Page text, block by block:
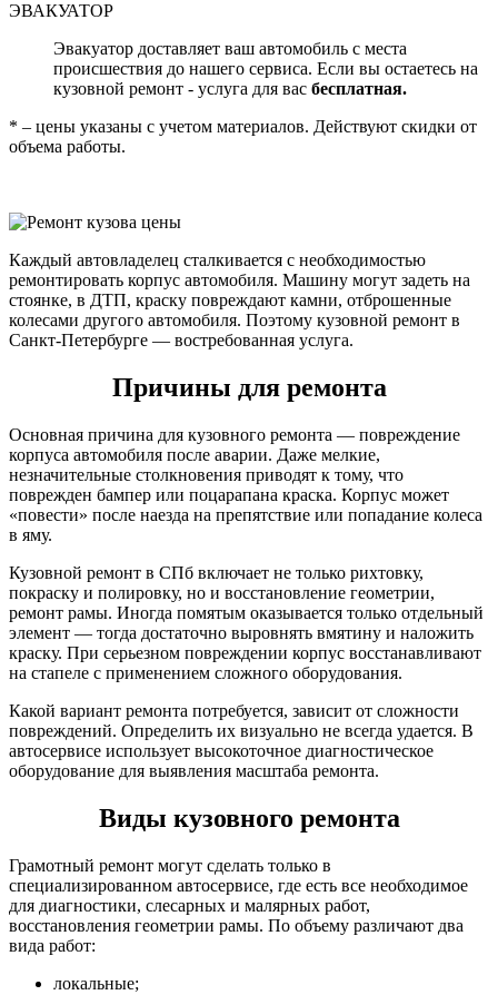
ЭВАКУАТОР
Эвакуатор доставляет ваш автомобиль с места
происшествия до нашего сервиса. Если вы остаетесь на
кузовной ремонт - услуга для вас бесплатная.
* – цены указаны с учетом материалов. Действуют скидки от
объема работы.
Каждый автовладелец сталкивается с необходимостью
ремонтировать корпус автомобиля. Машину могут задеть на
стоянке, в ДТП, краску повреждают камни, отброшенные
колесами другого автомобиля. Поэтому кузовной ремонт в
Санкт-Петербурге — востребованная услуга.
Причины для ремонта
Основная причина для кузовного ремонта — повреждение
корпуса автомобиля после аварии. Даже мелкие,
незначительные столкновения приводят к тому, что
поврежден бампер или поцарапана краска. Корпус может
«повести» после наезда на препятствие или попадание колеса
в яму.
Кузовной ремонт в СПб включает не только рихтовку,
покраску и полировку, но и восстановление геометрии,
ремонт рамы. Иногда помятым оказывается только отдельный
элемент — тогда достаточно выровнять вмятину и наложить
краску. При серьезном повреждении корпус восстанавливают
на стапеле с применением сложного оборудования.
Какой вариант ремонта потребуется, зависит от сложности
повреждений. Определить их визуально не всегда удается. В
автосервисе использует высокоточное диагностическое
оборудование для выявления масштаба ремонта.
Виды кузовного ремонта
Грамотный ремонт могут сделать только в
специализированном автосервисе, где есть все необходимое
для диагностики, слесарных и малярных работ,
восстановления геометрии рамы. По объему различают два
вида работ:
локальные;